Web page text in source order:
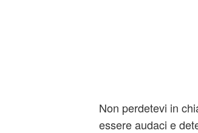
Non perdetevi in
essere audaci e